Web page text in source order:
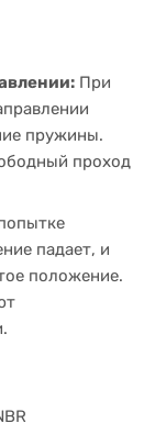
При
пружины.
проход
падает, и
положение.